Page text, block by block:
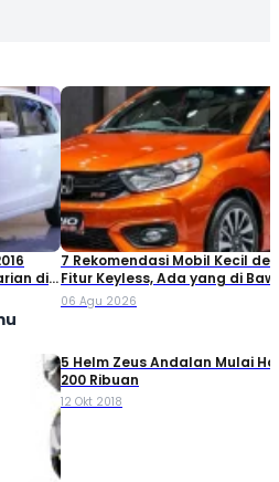
and scrambled it to make a type
not only five centuries, but also
remaining essentially
in the 1960s with the release of
Lorem Ipsum passages, and more
software like Aldus PageMaker
Ipsum
di
7 Rekomendasi Mobil Kecil
Fitur Keyless, Ada yang di
Rp80 Juta!
06 Agu 2026
5 Helm Zeus Andalan Mulai
200 Ribuan
12 Okt 2018